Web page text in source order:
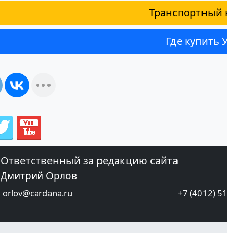
Транспортный
Где купить
Ответственный за редакцию сайта
Дмитрий Орлов
orlov@cardana.ru +7 (4012)